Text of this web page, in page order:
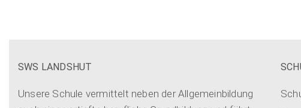
SWS LANDSHUT
Unsere Schule vermittelt neben der Allgemeinbildung